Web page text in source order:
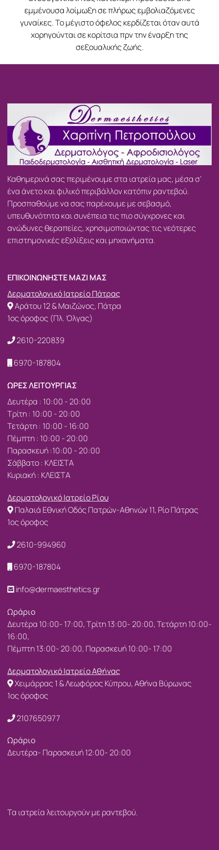
εμμένουσα λοίμωξη σε πλήρως εμβολιαζόμενες
γυναίκες. Το μέγιστο όφελος κερδίζεται όταν αυτά
χορηγούνται σε κορίτσια πρν την έναρξη της
σεξουαλικής ζωής.
Καθημερινά σας περιμένουμε στα ιατρεία μας, μέσα σ’
ένα άνετο και φιλικό περιβάλλον κατόπιν ραντεβού.
Προσπαθούμε να σας παρέχουμε με σεβασμό,
υπευθυνότητα και συνέπεια τις πιο σύγχρονες και
ανώδυνες θεραπείες, χρησιμοποιώντας τις νεότερες
επιστημονικές εξελίξεις και μηχανήματα.
ΕΠΙΚΟΙΝΩΝΗΣΤΕ ΜΑΖΙ ΜΑΣ
Δερματολογικό Ιατρείο Πάτρας
Αράτου 12 & Μαιζώνος, Πάτρα
1ος όροφος (Πλ. Όλγας)
2610-220839
6970-187804
ΩΡΕΣ ΛΕΙΤΟΥΡΓΙΑΣ
Δευτέρα : 10:00 - 20:00
Τρίτη : 10:00 - 20:00
Τετάρτη : 10:00 - 16:00
Πέμπτη : 10:00 - 20:00
Παρασκευή :10:00 - 20:00
Σάββατο : ΚΛΕΙΣΤΑ
Κυριακή : ΚΛΕΙΣΤΑ
Δερματολογικό Ιατρείο Ρίου
Παλαιά Εθνική Οδός Πατρών-Αθηνών 11, Ρίο Πάτρας
1ος όροφος
2610-994960
6970-187804
info@dermaesthetics.gr
Ωράριο
Δευτέρα 10:00- 17:00, Τρίτη 13:00- 20:00, Τετάρτη 10:00-
16:00,
Πέμπτη 13:00- 20:00, Παρασκευή 10:00- 17:00
Δερματολογικό Ιατρείο Αθήνας
Χειμάρρας 1 & Λεωφόρος Κύπρου, Αθήνα Βύρωνας
1ος όροφος
2107650977
Ωράριο
Δευτέρα- Παρασκευή 12:00- 20:00
Τα ιατρεία λειτουργούν με ραντεβού.